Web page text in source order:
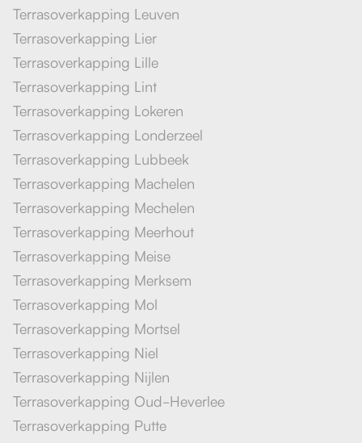
Terrasoverkapping Leuven
Terrasoverkapping Lier
Terrasoverkapping Lille
Terrasoverkapping Lint
Terrasoverkapping Lokeren
Terrasoverkapping Londerzeel
Terrasoverkapping Lubbeek
Terrasoverkapping Machelen
Terrasoverkapping Mechelen
Terrasoverkapping Meerhout
Terrasoverkapping Meise
Terrasoverkapping Merksem
Terrasoverkapping Mol
Terrasoverkapping Mortsel
Terrasoverkapping Niel
Terrasoverkapping Nijlen
Terrasoverkapping Oud-Heverlee
Terrasoverkapping Putte